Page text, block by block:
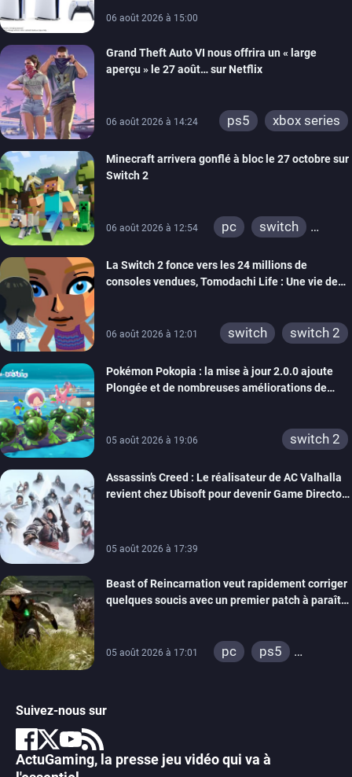
06 août 2026 à 15:00
Grand Theft Auto VI nous offrira un « large
aperçu » le 27 août… sur Netflix
06 août 2026 à 14:24 ps5 xbox series
Minecraft arrivera gonflé à bloc le 27 octobre sur
Switch 2
06 août 2026 à 12:54 pc
switch
xbox one
wiiu
3ds
ps3
switch 2
La Switch 2 fonce vers les 24 millions de
consoles vendues, Tomodachi Life : Une vie de
06 août 2026 à 12:01 switch switch 2
Pokémon Pokopia : la mise à jour 2.0.0 ajoute
Plongée et de nombreuses améliorations de
05 août 2026 à 19:06 switch 2
Assassin’s Creed : Le réalisateur de AC Valhalla
revient chez Ubisoft pour devenir Game Director
05 août 2026 à 17:39
Beast of Reincarnation veut rapidement corriger
quelques soucis avec un premier patch à paraître
05 août 2026 à 17:01 pc
ps5
Suivez-nous sur
ActuGaming, la presse jeu vidéo qui va à